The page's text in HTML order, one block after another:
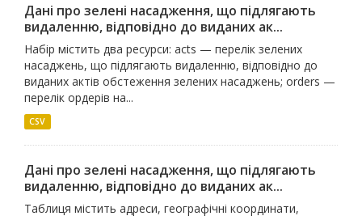
Дані про зелені насадження, що підлягають
видаленню, відповідно до виданих ак...
Набір містить два ресурси: acts — перелік зелених
насаджень, що підлягають видаленню, відповідно до
виданих актів обстеження зелених насаджень; orders —
перелік ордерів на...
CSV
Дані про зелені насадження, що підлягають
видаленню, відповідно до виданих ак...
Таблиця містить адреси, географічні координати,